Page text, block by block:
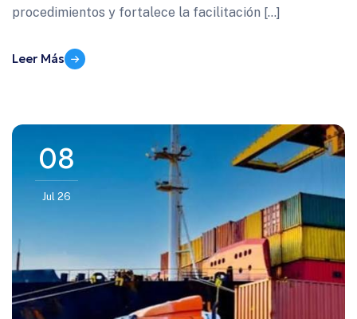
procedimientos y fortalece la facilitación […]
Leer Más
08
Jul 26